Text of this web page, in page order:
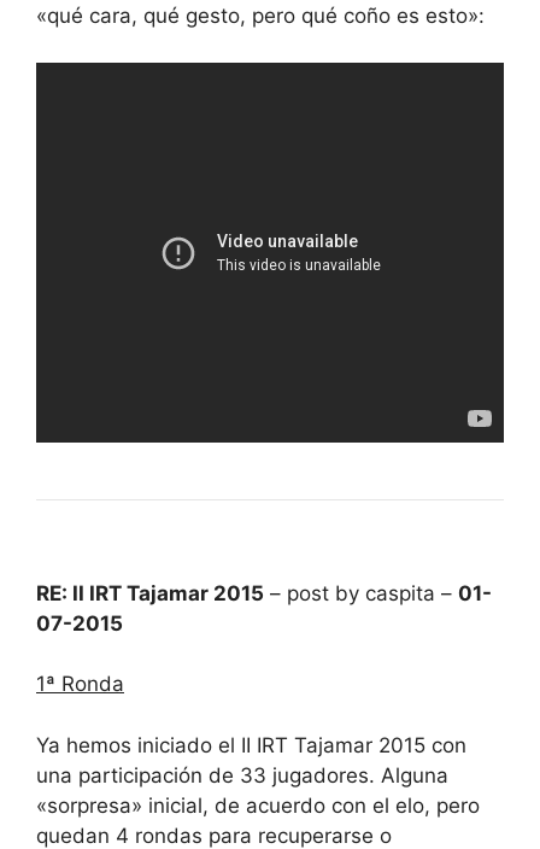
«qué cara, qué gesto, pero qué coño es esto»:
RE: II IRT Tajamar 2015 – post by caspita – 01-
07-2015
1ª Ronda
Ya hemos iniciado el II IRT Tajamar 2015 con
una participación de 33 jugadores. Alguna
«sorpresa» inicial, de acuerdo con el elo, pero
quedan 4 rondas para recuperarse o